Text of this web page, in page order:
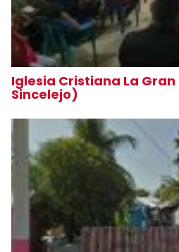
Iglesia Cristiana La
Sincelejo)